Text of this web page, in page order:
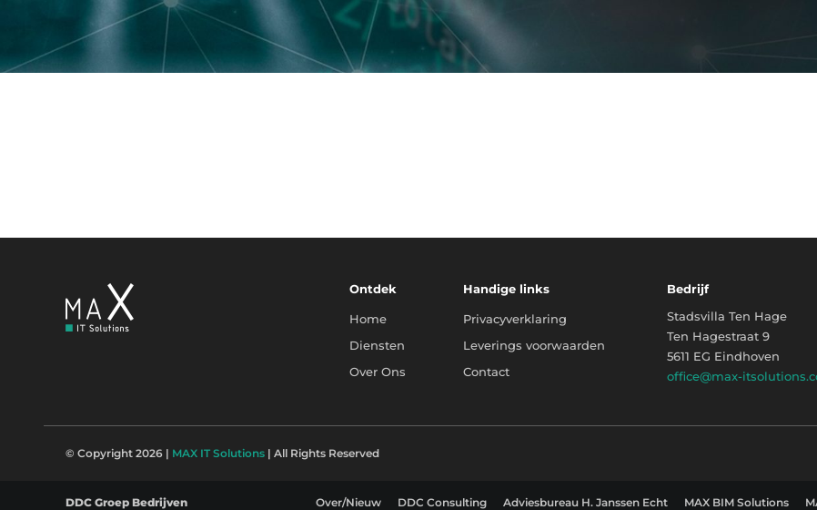
Ontdek
Home
Diensten
Over Ons
Handige links
Privacyverklaring
Leverings voorwaarden
Contact
Bedrijf
Stadsvilla Ten Hage
Ten Hagestraat 9
5611 EG Eindhoven
office@max-
© Copyright 2026 | MAX IT Solutions| All Rights Reserved
DDC Groep Bedrijven Over/Nieuw DDC Consulting Adviesbureau H. Janssen Echt MAX BIM Solutions